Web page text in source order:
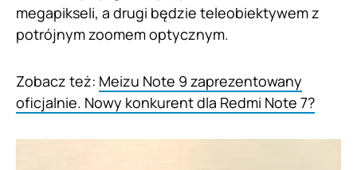
megapikseli, a drugi będzie teleobiektywem z
potrójnym zoomem optycznym.
Zobacz też: Meizu Note 9 zaprezentowany
oficjalnie. Nowy konkurent dla Redmi Note 7?